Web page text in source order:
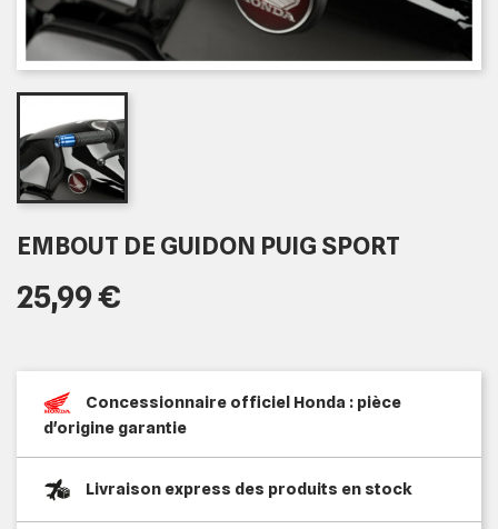
EMBOUT DE GUIDON PUIG SPORT
25,99 €
Concessionnaire officiel Honda : pièce
d'origine garantie
Livraison express des produits en stock